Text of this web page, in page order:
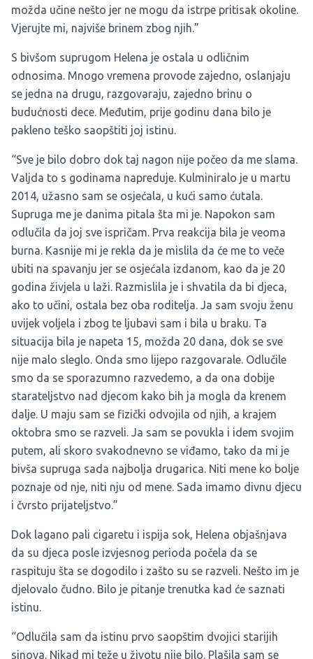
možda učine nešto jer ne mogu da istrpe pritisak okoline.
Vjerujte mi, najviše brinem zbog njih.”
S bivšom suprugom Helena je ostala u odličnim
odnosima. Mnogo vremena provode zajedno, oslanjaju
se jedna na drugu, razgovaraju, zajedno brinu o
budućnosti dece. Međutim, prije godinu dana bilo je
pakleno teško saopštiti joj istinu.
“Sve je bilo dobro dok taj nagon nije počeo da me slama.
Valjda to s godinama napreduje. Kulminiralo je u martu
2014, užasno sam se osjećala, u kući samo ćutala.
Supruga me je danima pitala šta mi je. Napokon sam
odlučila da joj sve ispričam. Prva reakcija bila je veoma
burna. Kasnije mi je rekla da je mislila da će me to veče
ubiti na spavanju jer se osjećala izdanom, kao da je 20
godina živjela u laži. Razmislila je i shvatila da bi djeca,
ako to učini, ostala bez oba roditelja. Ja sam svoju ženu
uvijek voljela i zbog te ljubavi sam i bila u braku. Ta
situacija bila je napeta 15, možda 20 dana, dok se sve
nije malo sleglo. Onda smo lijepo razgovarale. Odlučile
smo da se sporazumno razvedemo, a da ona dobije
starateljstvo nad djecom kako bih ja mogla da krenem
dalje. U maju sam se fizički odvojila od njih, a krajem
oktobra smo se razveli. Ja sam se povukla i idem svojim
putem, ali skoro svakodnevno se viđamo, tako da mi je
bivša supruga sada najbolja drugarica. Niti mene ko bolje
poznaje od nje, niti nju od mene. Sada imamo divnu djecu
i čvrsto prijateljstvo.”
Dok lagano pali cigaretu i ispija sok, Helena objašnjava
da su djeca posle izvjesnog perioda počela da se
raspituju šta se dogodilo i zašto su se razveli. Nešto im je
djelovalo čudno. Bilo je pitanje trenutka kad će saznati
istinu.
“Odlučila sam da istinu prvo saopštim dvojici starijih
sinova. Nikad mi teže u životu nije bilo. Plašila sam se